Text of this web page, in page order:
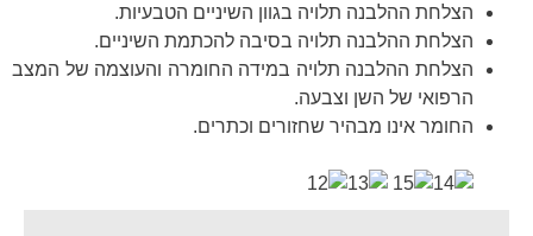
הצלחת ההלבנה תלויה בגוון השיניים הטבעיות.
הצלחת ההלבנה תלויה בסיבה להכתמת השיניים.
הצלחת ההלבנה תלויה במידה החומרה והעוצמה של המצב
הרפואי של השן וצבעה.
החומר אינו מבהיר שחזורים וכתרים.